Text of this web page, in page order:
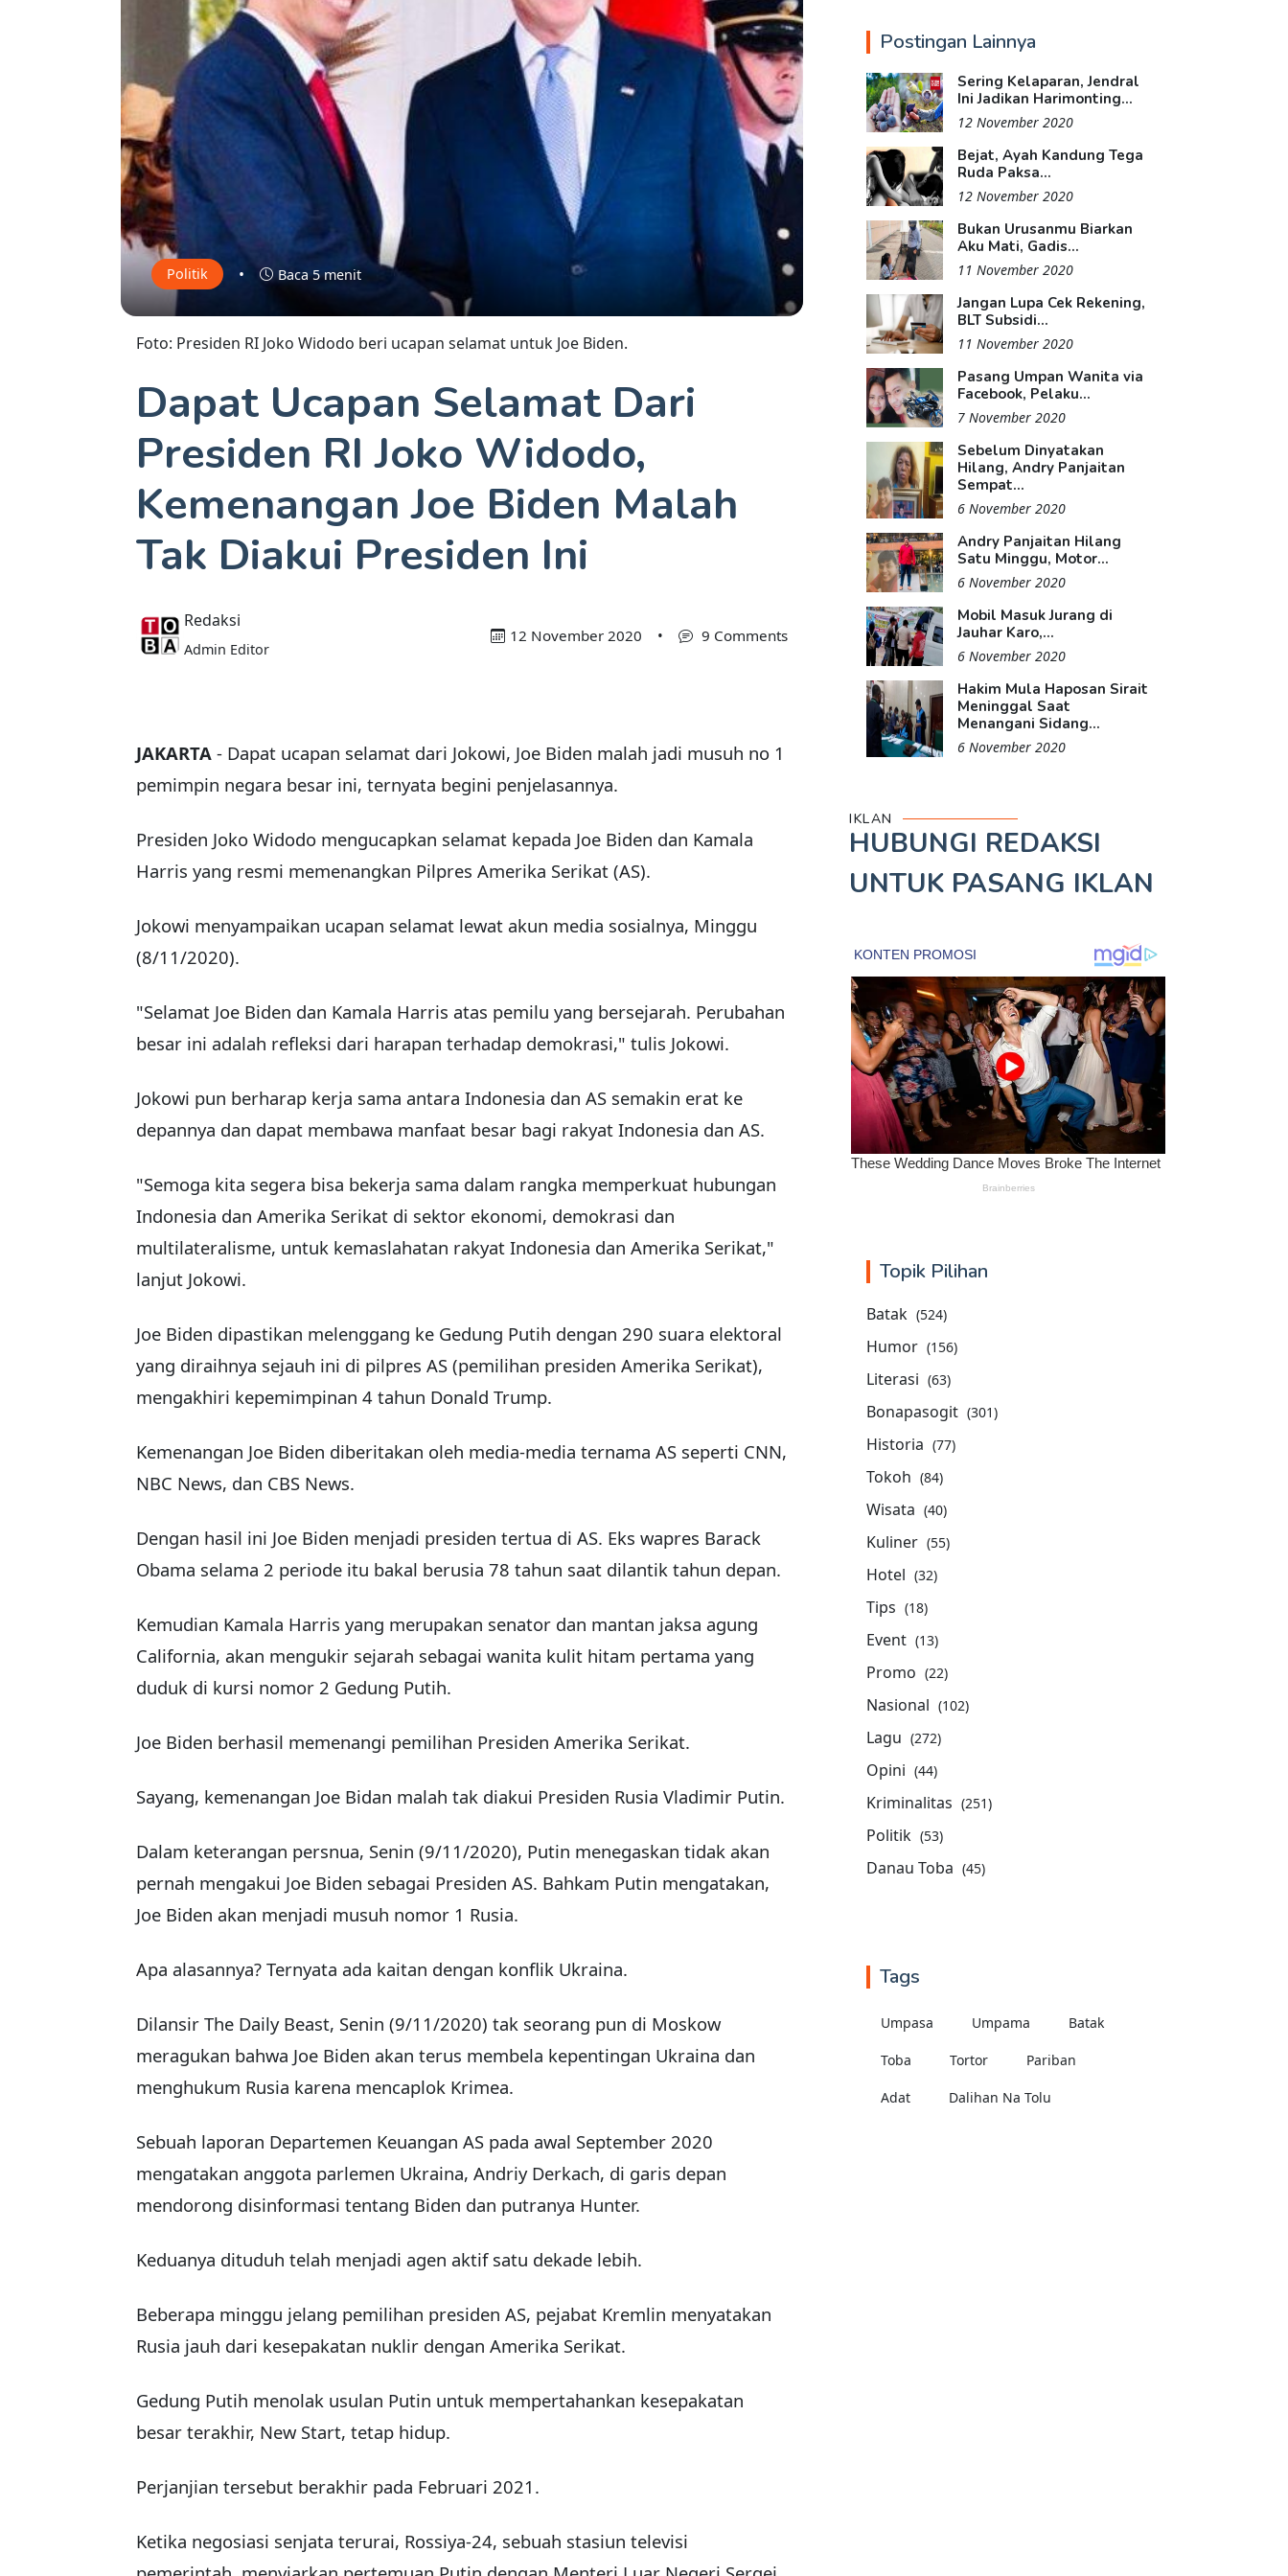
Politik • Baca 5 menit
Foto: Presiden RI Joko Widodo beri ucapan selamat untuk Joe Biden.
Dapat Ucapan Selamat Dari
Presiden RI Joko Widodo,
Kemenangan Joe Biden Malah
Tak Diakui Presiden Ini
Redaksi
Admin Editor
12 November 2020 • 9 Comments
JAKARTA - Dapat ucapan selamat dari Jokowi, Joe Biden malah jadi musuh no 1
pemimpin negara besar ini, ternyata begini penjelasannya.
Presiden Joko Widodo mengucapkan selamat kepada Joe Biden dan Kamala
Harris yang resmi memenangkan Pilpres Amerika Serikat (AS).
Jokowi menyampaikan ucapan selamat lewat akun media sosialnya, Minggu
(8/11/2020).
"Selamat Joe Biden dan Kamala Harris atas pemilu yang bersejarah. Perubahan
besar ini adalah refleksi dari harapan terhadap demokrasi," tulis Jokowi.
Jokowi pun berharap kerja sama antara Indonesia dan AS semakin erat ke
depannya dan dapat membawa manfaat besar bagi rakyat Indonesia dan AS.
"Semoga kita segera bisa bekerja sama dalam rangka memperkuat hubungan
Indonesia dan Amerika Serikat di sektor ekonomi, demokrasi dan
multilateralisme, untuk kemaslahatan rakyat Indonesia dan Amerika Serikat,"
lanjut Jokowi.
Joe Biden dipastikan melenggang ke Gedung Putih dengan 290 suara elektoral
yang diraihnya sejauh ini di pilpres AS (pemilihan presiden Amerika Serikat),
mengakhiri kepemimpinan 4 tahun Donald Trump.
Kemenangan Joe Biden diberitakan oleh media-media ternama AS seperti CNN,
NBC News, dan CBS News.
Dengan hasil ini Joe Biden menjadi presiden tertua di AS. Eks wapres Barack
Obama selama 2 periode itu bakal berusia 78 tahun saat dilantik tahun depan.
Kemudian Kamala Harris yang merupakan senator dan mantan jaksa agung
California, akan mengukir sejarah sebagai wanita kulit hitam pertama yang
duduk di kursi nomor 2 Gedung Putih.
Joe Biden berhasil memenangi pemilihan Presiden Amerika Serikat.
Sayang, kemenangan Joe Bidan malah tak diakui Presiden Rusia Vladimir Putin.
Dalam keterangan persnua, Senin (9/11/2020), Putin menegaskan tidak akan
pernah mengakui Joe Biden sebagai Presiden AS. Bahkam Putin mengatakan,
Joe Biden akan menjadi musuh nomor 1 Rusia.
Apa alasannya? Ternyata ada kaitan dengan konflik Ukraina.
Dilansir The Daily Beast, Senin (9/11/2020) tak seorang pun di Moskow
meragukan bahwa Joe Biden akan terus membela kepentingan Ukraina dan
menghukum Rusia karena mencaplok Krimea.
Sebuah laporan Departemen Keuangan AS pada awal September 2020
mengatakan anggota parlemen Ukraina, Andriy Derkach, di garis depan
mendorong disinformasi tentang Biden dan putranya Hunter.
Keduanya dituduh telah menjadi agen aktif satu dekade lebih.
Beberapa minggu jelang pemilihan presiden AS, pejabat Kremlin menyatakan
Rusia jauh dari kesepakatan nuklir dengan Amerika Serikat.
Gedung Putih menolak usulan Putin untuk mempertahankan kesepakatan
besar terakhir, New Start, tetap hidup.
Perjanjian tersebut berakhir pada Februari 2021.
Ketika negosiasi senjata terurai, Rossiya-24, sebuah stasiun televisi
Postingan Lainnya
Sering Kelaparan, Jendral
Ini Jadikan Harimonting...
12 November 2020
Bejat, Ayah Kandung Tega
Ruda Paksa...
12 November 2020
Bukan Urusanmu Biarkan
Aku Mati, Gadis...
11 November 2020
Jangan Lupa Cek Rekening,
BLT Subsidi...
11 November 2020
Pasang Umpan Wanita via
Facebook, Pelaku...
7 November 2020
Sebelum Dinyatakan
Hilang, Andry Panjaitan
Sempat...
6 November 2020
Andry Panjaitan Hilang
Satu Minggu, Motor...
6 November 2020
Mobil Masuk Jurang di
Jauhar Karo,...
6 November 2020
Hakim Mula Haposan Sirait
Meninggal Saat
Menangani Sidang...
6 November 2020
IKLAN
HUBUNGI REDAKSI
UNTUK PASANG IKLAN
Topik Pilihan
Batak (524)
Humor (156)
Literasi (63)
Bonapasogit (301)
Historia (77)
Tokoh (84)
Wisata (40)
Kuliner (55)
Hotel (32)
Tips (18)
Event (13)
Promo (22)
Nasional (102)
Lagu (272)
Opini (44)
Kriminalitas (251)
Politik (53)
Danau Toba (45)
Tags
Umpasa Umpama Batak
Toba Tortor Pariban
Adat Dalihan Na Tolu